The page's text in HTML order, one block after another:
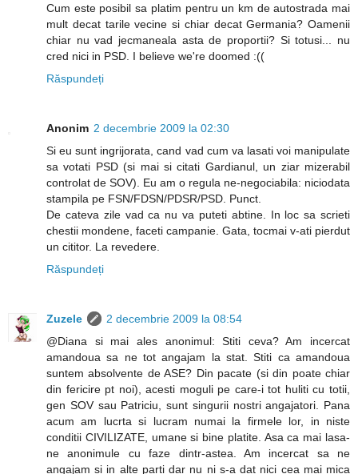
Cum este posibil sa platim pentru un km de autostrada mai
mult decat tarile vecine si chiar decat Germania? Oamenii
chiar nu vad jecmaneala asta de proportii? Si totusi... nu
cred nici in PSD. I believe we're doomed :((
Răspundeți
Anonim 2 decembrie 2009 la 02:30
Si eu sunt ingrijorata, cand vad cum va lasati voi manipulate
sa votati PSD (si mai si citati Gardianul, un ziar mizerabil
controlat de SOV). Eu am o regula ne-negociabila: niciodata
stampila pe FSN/FDSN/PDSR/PSD. Punct.
De cateva zile vad ca nu va puteti abtine. In loc sa scrieti
chestii mondene, faceti campanie. Gata, tocmai v-ati pierdut
un cititor. La revedere.
Răspundeți
Zuzele
2 decembrie 2009 la 08:54
@Diana si mai ales anonimul: Stiti ceva? Am incercat
amandoua sa ne tot angajam la stat. Stiti ca amandoua
suntem absolvente de ASE? Din pacate (si din poate chiar
din fericire pt noi), acesti moguli pe care-i tot huliti cu totii,
gen SOV sau Patriciu, sunt singurii nostri angajatori. Pana
acum am lucrta si lucram numai la firmele lor, in niste
conditii CIVILIZATE, umane si bine platite. Asa ca mai lasa-
ne anonimule cu faze dintr-astea. Am incercat sa ne
angajam si in alte parti dar nu ni s-a dat nici cea mai mica